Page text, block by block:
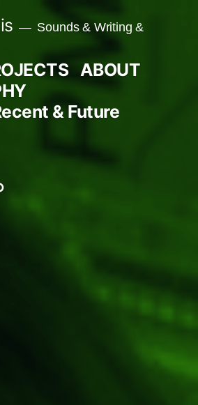
Sounds & Writing &
ABOUT
& Future